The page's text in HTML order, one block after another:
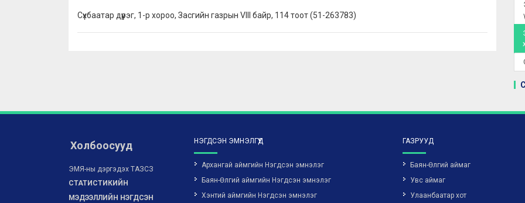
Сүхбаатар дүүрэг, 1-р хороо, Засгийн газрын VIII байр, 114 тоот (51-263783)
Холбоосууд
ЭМЯ-ны дэргэдэх ТАЗСЗ
СТАТИСТИКИЙН
МЭДЭЭЛЛИЙН НЭГДСЭН
НЭГДСЭН ЭМНЭЛГҮҮД
Архангай аймгийн Нэгдсэн эмнэлэг
Баян-Өлгий аймгийн Нэгдсэн эмнэлэг
Хэнтий аймгийн Нэгдсэн эмнэлэг
ГАЗРУУД
Баян-Өлгий аймаг
Увс аймаг
Улаанбаатар хот